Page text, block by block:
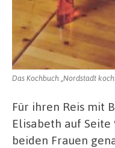
Das Kochbuch „Nordstadt
Für ihren Reis mit
Elisabeth auf
beiden Frauen